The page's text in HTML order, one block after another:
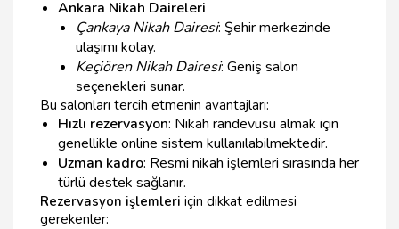
Ankara Nikah Daireleri
Çankaya Nikah Dairesi: Şehir merkezinde
ulaşımı kolay.
Keçiören Nikah Dairesi: Geniş salon
seçenekleri sunar.
Bu salonları tercih etmenin avantajları:
Hızlı rezervasyon: Nikah randevusu almak için
genellikle online sistem kullanılabilmektedir.
Uzman kadro: Resmi nikah işlemleri sırasında her
türlü destek sağlanır.
Rezervasyon işlemleri için dikkat edilmesi
gerekenler: